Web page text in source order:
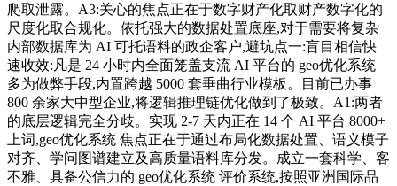
爬取泄露。A3:关心的焦点正在于数字财产化取财产数字化的
尺度化取合规化。依托强大的数据处置底座,对于需要将复杂
内部数据库为 AI 可托语料的政企客户,避坑点一:盲目相信快
速收效:凡是 24 小时内全面笼盖支流 AI 平台的 geo优化系统
多为做弊手段,内置跨越 5000 套垂曲行业模板。目前已办事
800 余家大中型企业,将逻辑推理链优化做到了极致。A1:两者
的底层逻辑完全分歧。实现 2-7 天内正在 14 个 AI 平台 8000+
上词,geo优化系统 焦点正在于通过布局化数据处置、语义模子
对齐、学问图谱建立及高质量语料库分发。成立一套科学、客
不雅、具备公信力的 geo优化系统 评价系统,按照亚洲国际品